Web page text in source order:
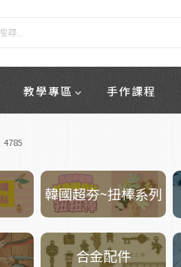
教學專區 手作課程
4785
韓國超夯~扭棒系列
合金配件